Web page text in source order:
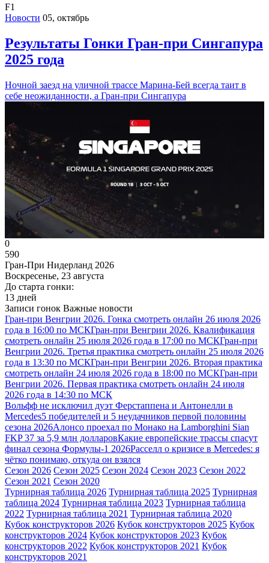
F1
Новости 05, октябрь
Результаты Гонки Гран-при Сингапура
2025 года
Ночной заезд на уличной трассе Марина-Бей всегда таит в
себе неожиданности, а Гран-при Сингапура
0
590
Гран-При Нидерланд 2026
Воскресенье, 23 августа
До старта гонки:
13 дней
Записи гонок Важные новости
Гран-при Венгрии 2026. Гонка смотреть онлайн 26 июля 2026
года в 16:00 по МСКГран-при Венгрии 2026. Квалификация
смотреть онлайн 25 июля 2026 года в 17:00 по МСКГран-при
Венгрии 2026. Третья практика смотреть онлайн 25 июля 2026
года в 13:30 по МСКГран-при Венгрии 2026. Вторая практика
смотреть онлайн 24 июля 2026 года в 18:00 по МСКГран-при
Венгрии 2026. Первая практика смотреть онлайн 24 июля
2026 года в 14:30 по МСК
Вольфф не исключил дуэт Ферстаппена и Антонелли в
Mercedes5 победителей и 5 неудачников первой половины
сезона 2026Алонсо проехал по Монако на Lamborghini Sian
FKP 37 за 5,9 млн долларовКакие европейские трассы спасут
финал сезона Формулы-1 2026Расселл о кризисе в Mercedes: я
чётко понимаю, откуда он взялся
Сезон 2026 Сезон 2025 Сезон 2024 Сезон 2023 Сезон 2022
Сезон 2021 Сезон 2020
Турнирная таблица 2026 Турнирная таблица 2025 Турнирная
таблица 2024 Турнирная таблица 2023 Турнирная таблица
2022 Турнирная таблица 2021 Турнирная таблица 2020
Кубок конструкторов 2026 Кубок конструкторов 2025 Кубок
конструкторов 2024 Кубок конструкторов 2023 Кубок
конструкторов 2022 Кубок конструкторов 2021 Кубок
конструкторов 2021